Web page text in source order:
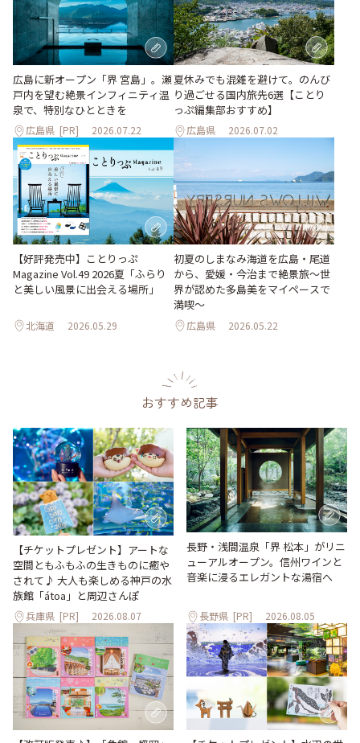
広島に新オープン「界 宮島」。瀬
戸内を望む絶景インフィニティ温
泉で、特別なひとときを
広島県 [PR] 2026.07.22
夏休みでも混雑を避けて。のんび
り過ごせる国内旅先6選【ことり
っぷ編集部おすすめ】
広島県 2026.07.02
【好評発売中】ことりっぷ
Magazine Vol.49 2026夏「ふらり
と美しい風景に出会える場所」
北海道 2026.05.29
初夏のしまなみ海道を広島・尾道
から、愛媛・今治まで絶景旅〜世
界が認めた多島美をマイペースで
満喫〜
広島県 2026.05.22
おすすめ記事
【チケットプレゼント】アートな
空間ともふもふの生きものに癒や
されて♪ 大人も楽しめる神戸の水
族館「átoa」と周辺さんぽ
兵庫県 [PR] 2026.08.07
長野・浅間温泉「界 松本」がリニ
ューアルオープン。信州ワインと
音楽に浸るエレガントな湯宿へ
長野県 [PR] 2026.08.05